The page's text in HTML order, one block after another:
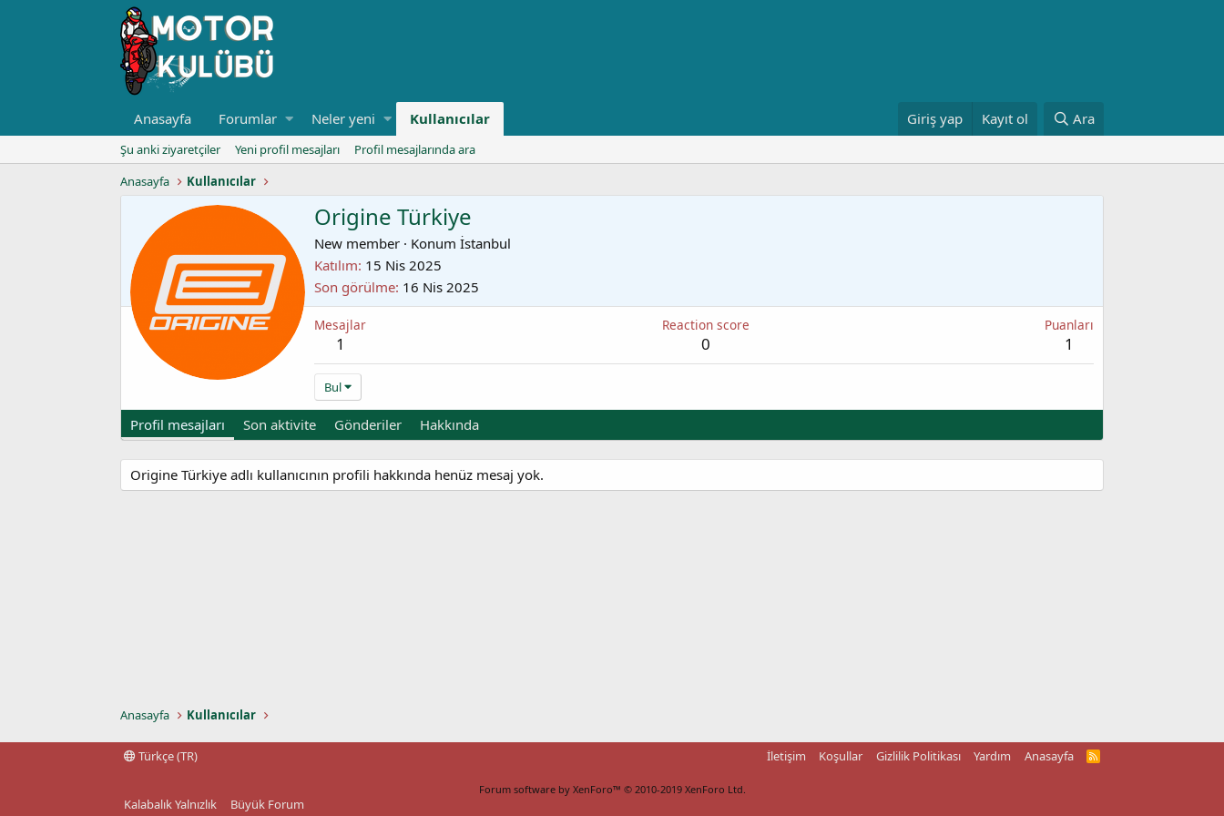
Anasayfa Forumlar Neler yeni Kullanıcılar Giriş yap Kayıt ol Ara
Şu anki ziyaretçiler Yeni profil mesajları
Profil mesajlarında ara
Anasayfa
Kullanıcılar
Origine Türkiye
New member · Konum İstanbul
Katılım 15 Nis 2025
Son görülme 16 Nis 2025
Mesajlar
1
Reaction score
0
Puanları
1
Bul
Profil mesajları Son aktivite Gönderiler Hakkında
Origine Türkiye adlı kullanıcının profili hakkında henüz mesaj yok.
Anasayfa Kullanıcılar
Türkçe (TR) İletişim Koşullar Gizlilik Politikası Yardım Anasayfa
R
Forum software by XenForo™ © 2010-2019 XenForo Ltd.
Kalabalık Yalnızlık Büyük Forum